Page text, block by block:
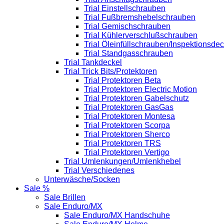
Trial Einstellschrauben
Trial Fußbremshebelschrauben
Trial Gemischschrauben
Trial Kühlerverschlußschrauben
Trial Öleinfüllschrauben/
Trial Standgasschrauben
Trial Tankdeckel
Trial Trick Bits/Protektoren
Trial Protektoren Beta
Trial Protektoren Electric Motion
Trial Protektoren Gabelschutz
Trial Protektoren GasGas
Trial Protektoren Montesa
Trial Protektoren Scorpa
Trial Protektoren Sherco
Trial Protektoren TRS
Trial Protektoren Vertigo
Trial Umlenkungen/Umlenkhebel
Trial Verschiedenes
Unterwäsche/Socken
Sale %
Sale Brillen
Sale Enduro/MX
Sale Enduro/MX Handschuhe